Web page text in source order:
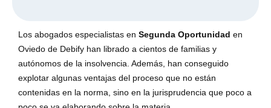
Los abogados especialistas en Segunda Oportunidad en
Oviedo de Debify han librado a cientos de familias y
autónomos de la insolvencia. Además, han conseguido
explotar algunas ventajas del proceso que no están
contenidas en la norma, sino en la jurisprudencia que poco a